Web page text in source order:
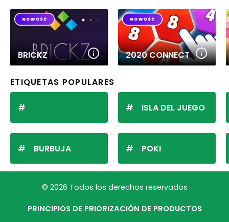
BRICKZ 2020 CONNECT
ETIQUETAS POPULARES
BURBUJA
ISLA DEL JUEGO
POKI
© 2026 Todos los derechos reservados
PRINCIPIOS DE PRIORIZACIÓN DE PRODUCTOS